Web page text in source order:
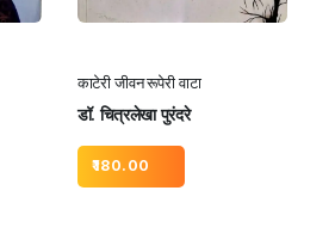
काटेरी जीवन रूपेरी वाटा
डॉ. चित्रलेखा पुरंदरे
180.00